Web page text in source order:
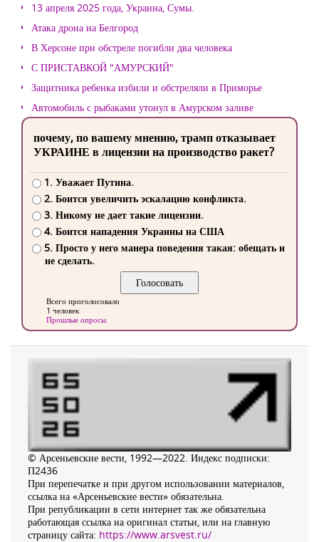
13 апреля 2025 года, Украина, Сумы.
Атака дрона на Белгород
В Херсоне при обстреле погибли два человека
С ПРИСТАВКОЙ "АМУРСКИЙ"
Защитника ребенка избили и обстреляли в Приморье
Автомобиль с рыбаками утонул в Амурском заливе
почему, по вашему мнению, трамп отказывает
УКРАИНЕ в лицензии на производство ракет?
1. Уважает Путина.
2. Боится увеличить эскалацию конфликта.
3. Никому не дает такие лицензии.
4. Боится нападения Украины на США
5. Просто у него манера поведения такая: обещать и
не сделать.
Всего проголосовало
1 человек
Прошлые опросы
© Арсеньевские вести, 1992—2022. Индекс подписки:
П2436
При перепечатке и при другом использовании материалов,
ссылка на «Арсеньевские вести» обязательна.
При републикации в сети интернет так же обязательна
работающая ссылка на оригинал статьи, или на главную
страницу сайта: https://www.arsvest.ru/